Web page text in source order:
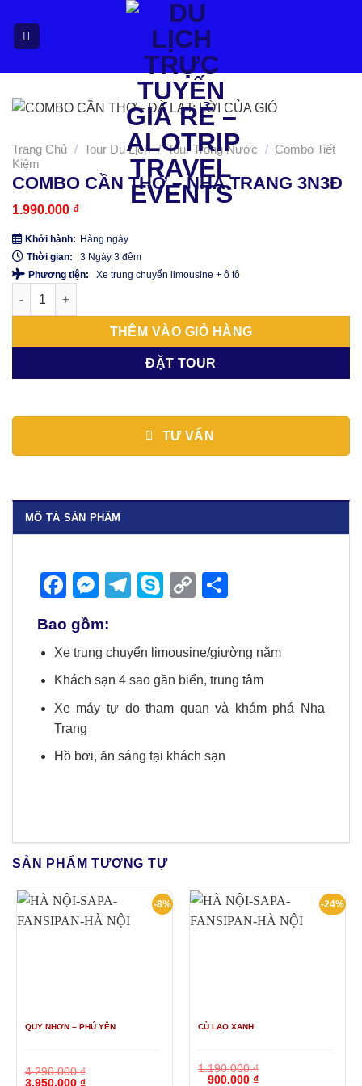
qua
nội
dung
Trang Chủ / Tour Du Lịch / Tour Trong Nước / Combo Tiết
Kiệm
COMBO CẦN THƠ – NHA TRANG 3N3Đ
1.990.000 ₫
Khởi hành: Hàng ngày
Thời gian:
3 Ngày 3 đêm
Phương tiện:
Xe trung chuyển limousine + ô tô
COMBO CẦN THƠ - NHA TRANG 3N3Đ số lượng
THÊM VÀO GIỎ HÀNG
ĐẶT TOUR
TƯ VẤN
MÔ TẢ SẢN PHẨM
Facebook
Messenger
Telegram
SkypeCopy
Bao gồm:
Xe trung chuyển limousine/giường nằm
Khách sạn 4 sao gần biển, trung tâm
Xe máy tự do tham quan và khám phá Nha
Trang
Hồ bơi, ăn sáng tại khách sạn
SẢN PHẨM TƯƠNG TỰ
-8%
QUY NHƠN – PHÚ YÊN
4.290.000₫
Giá
3.950.000 ₫Giá
-24%
CÙ LAO XANH
1.190.000₫
Giá
900.000 ₫Giá